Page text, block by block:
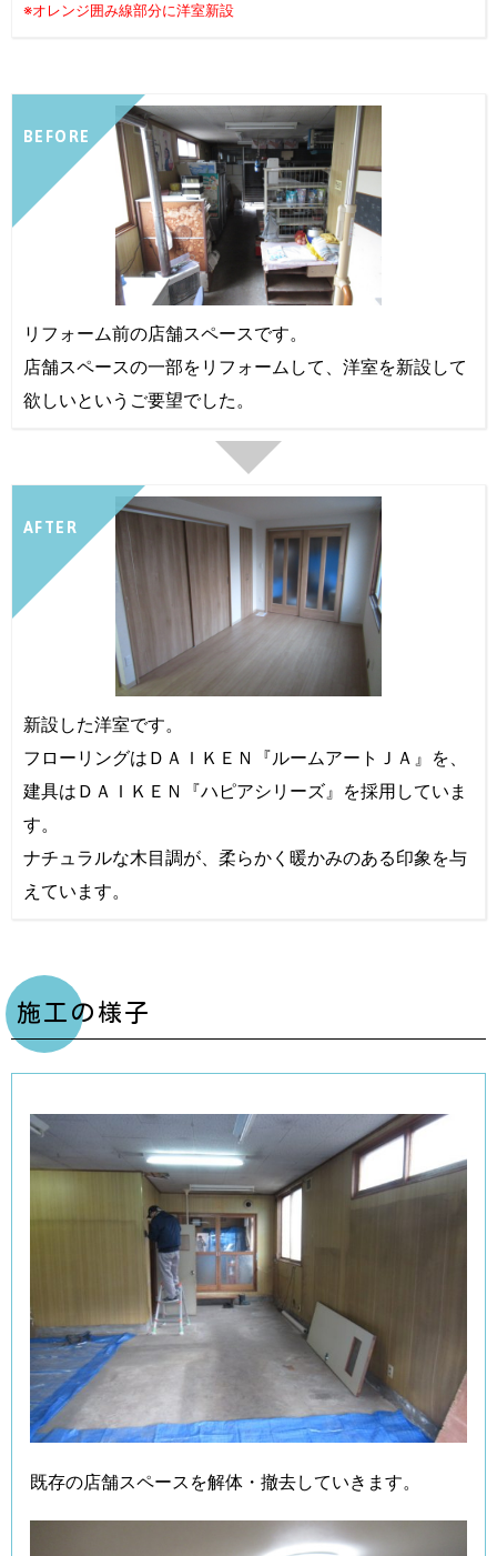
※オレンジ囲み線部分に洋室新設
BEFORE
リフォーム前の店舗スペースです。
店舗スペースの一部をリフォームして、洋室を新設して
欲しいというご要望でした。
AFTER
新設した洋室です。
フローリングはＤＡＩＫＥＮ『ルームアートＪＡ』を、
建具はＤＡＩＫＥＮ『ハピアシリーズ』を採用していま
す。
ナチュラルな木目調が、柔らかく暖かみのある印象を与
えています。
施工の様子
既存の店舗スペースを解体・撤去していきます。